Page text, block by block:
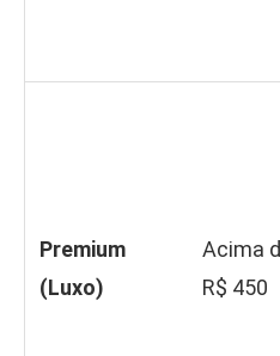
Premium
(Luxo)
Acima
R$ 450